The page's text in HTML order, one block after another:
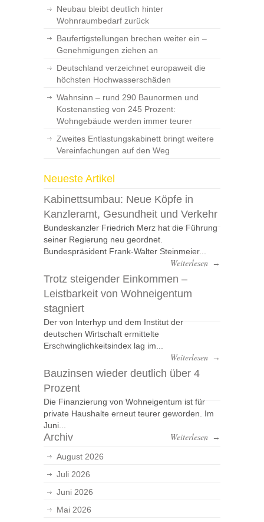
Neubau bleibt deutlich hinter
Wohnraumbedarf zurück
Baufertigstellungen brechen weiter ein –
Genehmigungen ziehen an
Deutschland verzeichnet europaweit die
höchsten Hochwasserschäden
Wahnsinn – rund 290 Baunormen und
Kostenanstieg von 245 Prozent:
Wohngebäude werden immer teurer
Zweites Entlastungskabinett bringt weitere
Vereinfachungen auf den Weg
Neueste Artikel
Kabinettsumbau: Neue Köpfe in
Kanzleramt, Gesundheit und Verkehr
Bundeskanzler Friedrich Merz hat die Führung
seiner Regierung neu geordnet.
Bundespräsident Frank-Walter Steinmeier...
Weiterlesen →
Trotz steigender Einkommen –
Leistbarkeit von Wohneigentum
stagniert
Der von Interhyp und dem Institut der
deutschen Wirtschaft ermittelte
Erschwinglichkeitsindex lag im...
Weiterlesen →
Bauzinsen wieder deutlich über 4
Prozent
Die Finanzierung von Wohneigentum ist für
private Haushalte erneut teurer geworden. Im
Juni...
Weiterlesen →
Archiv
August 2026
Juli 2026
Juni 2026
Mai 2026